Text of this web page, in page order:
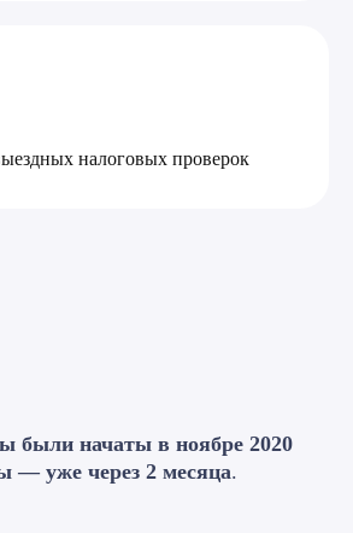
налоговых проверок
были начаты в ноябре 2020
— уже через 2 месяца.
для получения
«Витрина»: